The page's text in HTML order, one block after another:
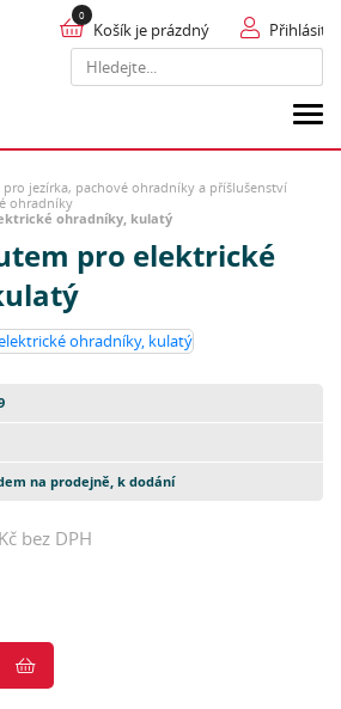
Hledat
Přihlásit
Košík je prázdný
jezírka, pachové ohradníky a příšlušenství
ohradníky
ohradníky, kulatý
pro elektrické
na prodejně, k dodání
bez DPH